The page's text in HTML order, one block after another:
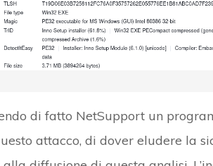
di fatto NetSupport un
attacco, di dover eludere la